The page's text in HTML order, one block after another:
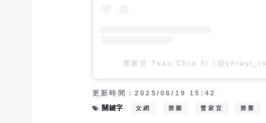
曹家宜 Tsao Chia Yi（
更新時間：2025/06/19 15:42
關鍵字
女網 禁藥 曹家宜 禁賽